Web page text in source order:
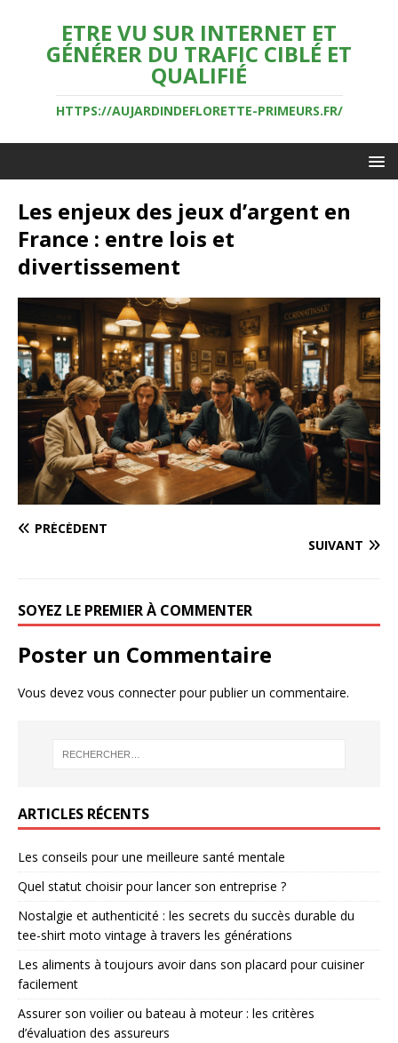
ETRE VU SUR INTERNET ET
GÉNÉRER DU TRAFIC CIBLÉ ET
QUALIFIÉ
HTTPS://AUJARDINDEFLORETTE-PRIMEURS.FR/
Les enjeux des jeux d’argent en
France : entre lois et
divertissement
PRÉCÉDENT
SUIVANT
SOYEZ LE PREMIER À COMMENTER
Poster un Commentaire
Vous devez vous connecterpour publier un commentaire.
ARTICLES RÉCENTS
Les conseils pour une meilleure santé mentale
Quel statut choisir pour lancer son entreprise ?
Nostalgie et authenticité : les secrets du succès durable du
tee-shirt moto vintage à travers les générations
Les aliments à toujours avoir dans son placard pour cuisiner
facilement
Assurer son voilier ou bateau à moteur : les critères
d’évaluation des assureurs